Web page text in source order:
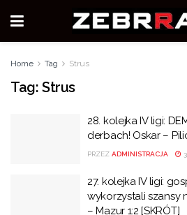
Home Tag Strus
Tag: Strus
28. kolejka IV ligi:
derbach! Oskar –
PRZEZ ADMINISTRACJA
27. kolejka IV ligi:
wykorzystali szansy
– Mazur 1:2 [SKRÓT]